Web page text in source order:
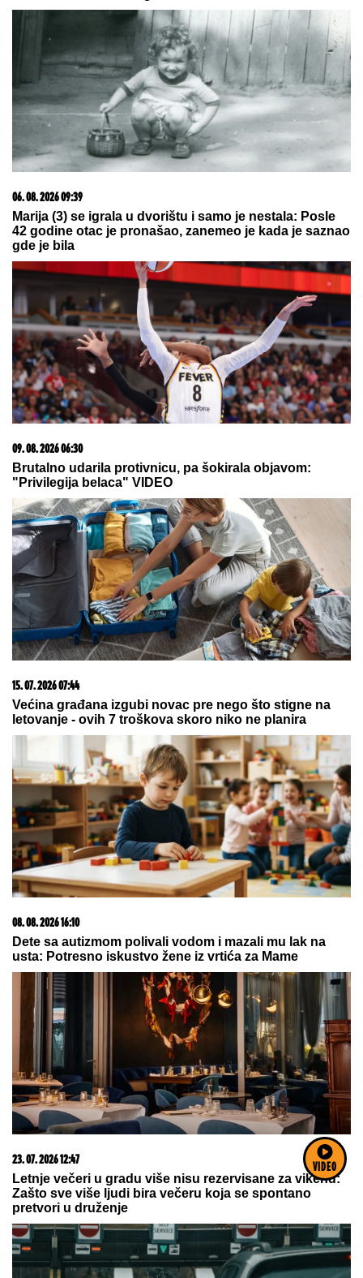
VIDEO
20. 07. 2026 08:04
REGISTRUJ SE UZ PROMO KOD CASINO Preuzmi
1500 BESPLATNIH SPINOVA
05. 08. 2026 06:45
Šta dete nasleđuje od oca, a šta od majke? Sve što
treba da znate o genetici
03. 08. 2026 13:23
Hibrid broj 1 koji osvaja Evropu, sada po specijalnoj
akcijskoj ceni od 19.990€ do 31.8.
09. 07. 2026 09:20
Komfor po meri klijenata: nova linija paketa ALTA
banke
03. 08. 2026 07:31
25.000 kupaca već kupuje uz PerSu Extra. A ti? Saznaj
više
09. 08. 2026 06:30
Danas je Sveti Pantelejmon: Ovo nikako ne radite jer